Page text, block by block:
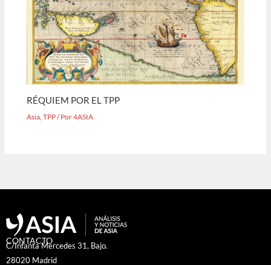
RÉQUIEM POR EL TPP
Asia,TPP/ Por4ASIA
CONTACTO
C/Infanta Mercedes 31, Bajo.
28020 Madrid